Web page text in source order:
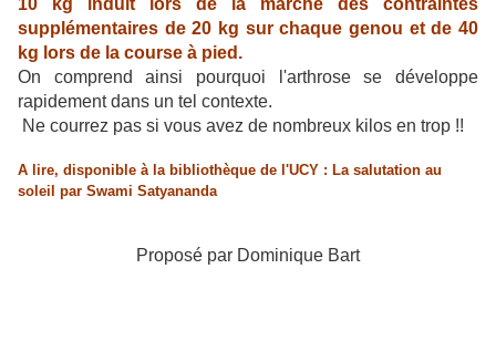
10 kg induit lors de la marche des contraintes
supplémentaires de 20 kg sur chaque genou et de 40
kg lors de la course à pied.
On comprend ainsi pourquoi l'arthrose se développe
rapidement dans un tel contexte.
Ne courrez pas si vous avez de nombreux kilos en trop !!
A lire, disponible à la bibliothèque de l'UCY : La salutation au
soleil par Swami Satyananda
Proposé par Dominique Bart